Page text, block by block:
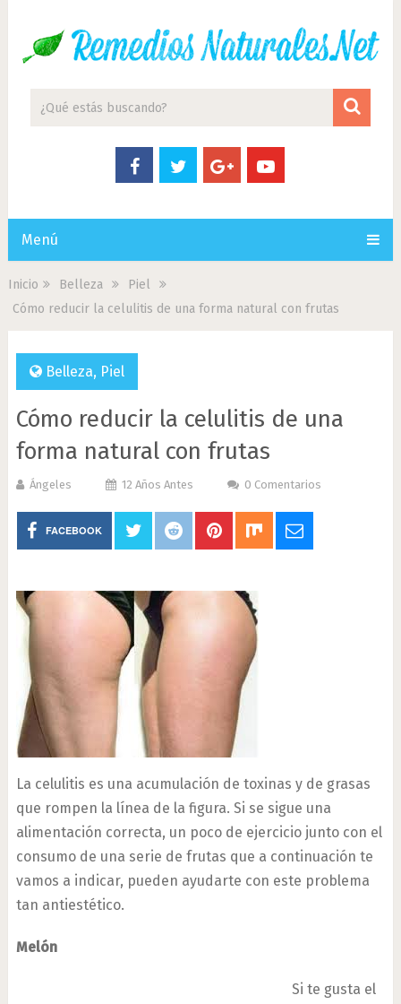
Menú
Inicio Belleza
Piel
Cómo reducir la celulitis de una forma natural con frutas
Belleza, Piel
Cómo reducir la celulitis de una
forma natural con frutas
Ángeles 12 Años Antes 0 Comentarios
FACEBOOK
La celulitis es una acumulación de toxinas y de grasas
que rompen la línea de la figura. Si se sigue una
alimentación correcta, un poco de ejercicio junto con el
consumo de una serie de frutas que a continuación te
vamos a indicar, pueden ayudarte con este problema
tan antiestético.
Melón
Si te gusta el